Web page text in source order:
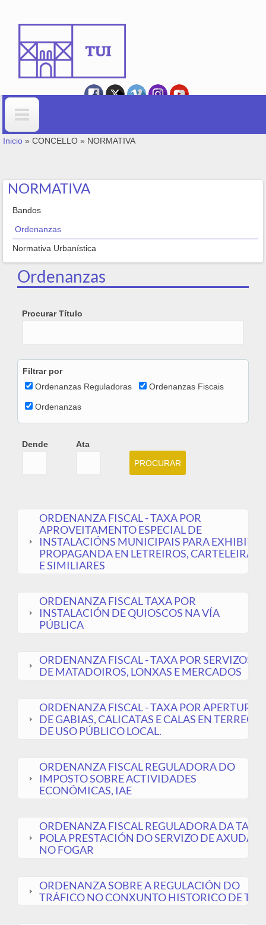
Formulario de busca
VOSTEDE ESTÁ AQUÍ
Inicio » CONCELLO » NORMATIVA
NORMATIVA
Bandos
Ordenanzas
Normativa Urbanística
Ordenanzas
Procurar Título
Filtrar por
Ordenanzas Reguladoras
Ordenanzas Fiscais
Ordenanzas
Dende
Ata
ORDENANZA FISCAL - TAXA POR
APROVEITAMENTO ESPECIAL DE
INSTALACIÓNS MUNICIPAIS PARA EXHIBIR
PROPAGANDA EN LETREIROS, CARTELEIRAS
E SIMILIARES
ORDENANZA FISCAL TAXA POR
INSTALACIÓN DE QUIOSCOS NA VÍA
PÚBLICA
ORDENANZA FISCAL - TAXA POR SERVIZOS
DE MATADOIROS, LONXAS E MERCADOS
ORDENANZA FISCAL - TAXA POR APERTURA
DE GABIAS, CALICATAS E CALAS EN TERREOS
DE USO PÚBLICO LOCAL.
ORDENANZA FISCAL REGULADORA DO
IMPOSTO SOBRE ACTIVIDADES
ECONÓMICAS, IAE
ORDENANZA FISCAL REGULADORA DA TAXA
POLA PRESTACIÓN DO SERVIZO DE AXUDA
NO FOGAR
ORDENANZA SOBRE A REGULACIÓN DO
TRÁFICO NO CONXUNTO HISTORICO DE TUI